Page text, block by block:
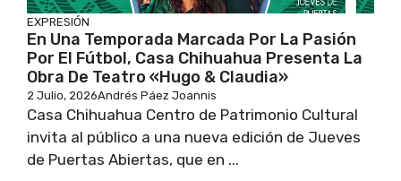
EXPRESIÓN
En Una Temporada Marcada Por La Pasión
Por El Fútbol, Casa Chihuahua Presenta La
Obra De Teatro «Hugo & Claudia»
2 Julio, 2026Andrés Páez Joannis
Casa Chihuahua Centro de Patrimonio Cultural
invita al público a una nueva edición de Jueves
de Puertas Abiertas, que en ...